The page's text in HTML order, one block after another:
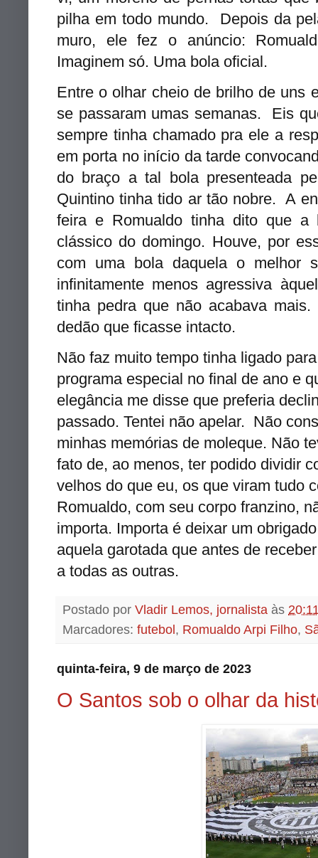
pilha em todo mundo. Depois da
muro, ele fez o anúncio:
Imaginem só. Uma bola oficial.
Entre o olhar cheio de brilho de uns
se passaram umas semanas. Eis
sempre tinha chamado pra ele a
em porta no início da tarde
do braço a tal bola presenteada
Quintino tinha tido ar tão nobre. A
feira e Romualdo tinha dito que
clássico do domingo. Houve, por
com uma bola daquela o melhor
infinitamente menos agressiva
tinha pedra que não acabava
dedão que ficasse intacto.
Não faz muito tempo tinha ligado
programa especial no final de ano e
elegância me disse que preferia
passado. Tentei não apelar. Não
minhas memórias de moleque. Não
fato de, ao menos, ter podido dividir
velhos do que eu, os que viram tudo
Romualdo, com seu corpo franzino,
importa. Importa é deixar um
aquela garotada que antes de
a todas as outras.
Postado por Vladir Lemos, jornalista às
Marcadores: futebol, Romualdo Arpi Filho,
quinta-feira, 9 de março de 2023
O Santos sob o olhar da